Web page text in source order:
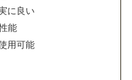
に良い
能
用可能